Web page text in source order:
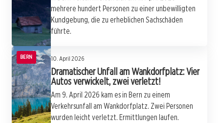
mehrere hundert Personen zu einer unbewilligten
Kundgebung, die zu erheblichen Sachschäden
führte.
BERN 10. April 2026
Dramatischer Unfall am Wankdorfplatz: Vier
Autos verwickelt, zwei verletzt!
Am 9. April 2026 kam es in Bern zu einem
Verkehrsunfall am Wankdorfplatz. Zwei Personen
wurden leicht verletzt. Ermittlungen laufen.